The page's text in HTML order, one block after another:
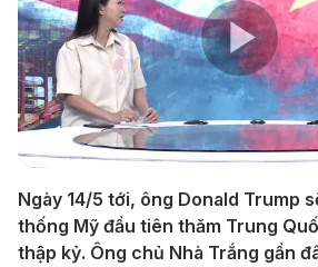
Ngày 14/5 tới, ông Donald Trump
thống Mỹ đầu tiên thăm Trung
thập kỷ. Ông chủ Nhà Trắng gần